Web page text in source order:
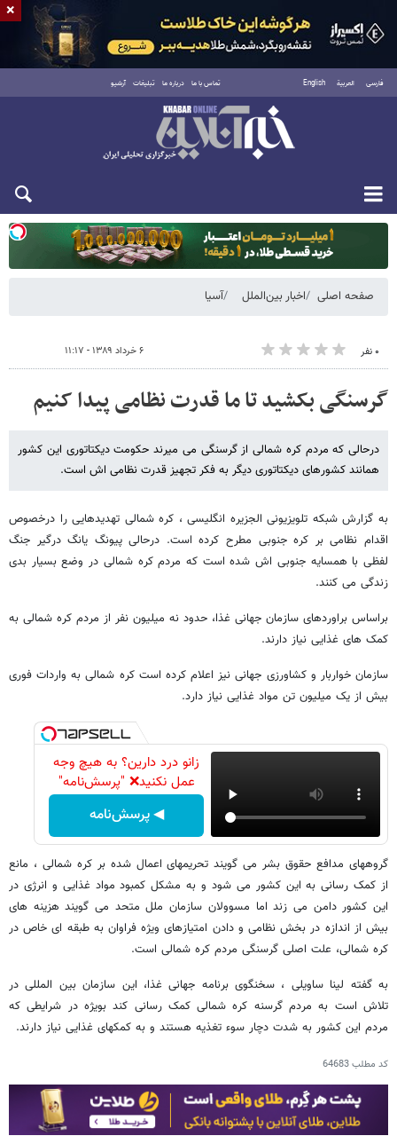
فارسی العربية English تماس با ما درباره ما تبلیغات آرشیو
یکشنبه ۱۸ مرداد ۱۴۰۵
صفحه اصلی اخبار بین‌الملل آسیا
۰ نفر ۶ خرداد ۱۳۸۹ - ۱۱:۱۷
گرسنگی بکشید تا ما قدرت نظامی پیدا کنیم
درحالی که مردم کره شمالی از گرسنگی می میرند حکومت دیکتاتوری این کشور
همانند کشورهای دیکتاتوری دیگر به فکر تجهیز قدرت نظامی اش است.
به گزارش شبکه تلویزیونی الجزیره انگلیسی ، کره شمالی تهدیدهایی را درخصوص
اقدام نظامی بر کره جنوبی مطرح کرده است. درحالی پیونگ یانگ درگیر جنگ
لفظی با همسایه جنوبی اش شده است که مردم کره شمالی در وضع بسیار بدی
زندگی می کنند.
براساس براوردهای سازمان جهانی غذا، حدود نه میلیون نفر از مردم کره شمالی به
کمک های غذایی نیاز دارند.
سازمان خواربار و کشاورزی جهانی نیز اعلام کرده است کره شمالی به واردات فوری
بیش از یک میلیون تن مواد غذایی نیاز دارد.
زانو درد دارین؟ به هیچ وجه
عمل نکنید❌ "پرسش‌نامه"
◀ پرسش‌نامه
گروههای مدافع حقوق بشر می گویند تحریمهای اعمال شده بر کره شمالی ، مانع
از کمک رسانی به این کشور می شود و به مشکل کمبود مواد غذایی و انرژی در
این کشور دامن می زند اما مسوولان سازمان ملل متحد می گویند هزینه های
بیش از اندازه در بخش نظامی و دادن امتیازهای ویژه فراوان به طبقه ای خاص در
کره شمالی، علت اصلی گرسنگی مردم کره شمالی است.
به گفته لینا ساویلی ، سخنگوی برنامه جهانی غذا، این سازمان بین المللی در
تلاش است به مردم گرسنه کره شمالی کمک رسانی کند بویژه در شرایطی که
مردم این کشور به شدت دچار سوء تغذیه هستند و به کمکهای غذایی نیاز دارند.
کد مطلب64683
×